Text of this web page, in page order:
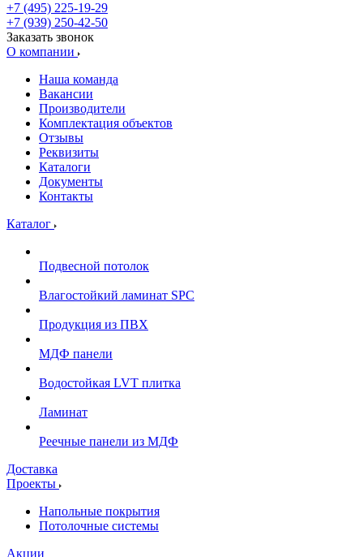
+7 (495) 225-19-29
+7 (939) 250-42-50
Заказать звонок
О компании
Наша команда
Вакансии
Производители
Комплектация объектов
Отзывы
Реквизиты
Каталоги
Документы
Контакты
Каталог
Подвесной потолок
Влагостойкий ламинат SPC
Продукция из ПВХ
МДФ панели
Водостойкая LVT плитка
Ламинат
Реечные панели из МДФ
Доставка
Проекты
Напольные покрытия
Потолочные системы
Акции